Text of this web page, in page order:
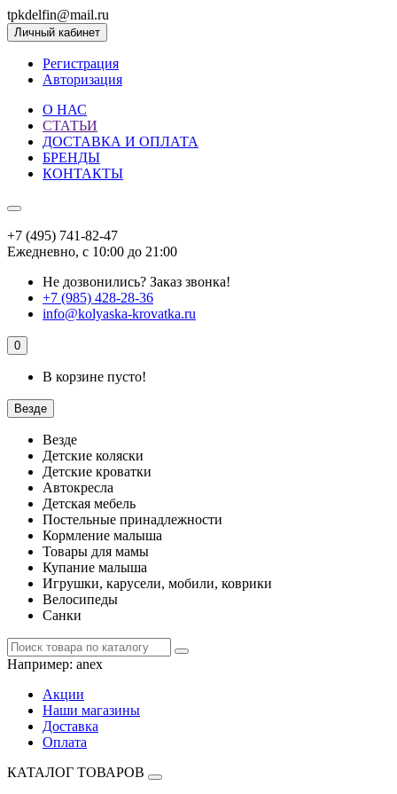
tpkdelfin@mail.ru
Личный кабинет
Регистрация
Авторизация
О НАС
СТАТЬИ
ДОСТАВКА И ОПЛАТА
БРЕНДЫ
КОНТАКТЫ
+7 (495) 741-82-47
Ежедневно, с 10:00 до 21:00
Не дозвонились? Заказ звонка!
+7 (985) 428-28-36
info@kolyaska-krovatka.ru
0
В корзине пусто!
Везде
Везде
Детские коляски
Детские кроватки
Автокресла
Детская мебель
Постельные принадлежности
Кормление малыша
Товары для мамы
Купание малыша
Игрушки, карусели, мобили, коврики
Велосипеды
Санки
Например: anex
Акции
Наши магазины
Доставка
Оплата
КАТАЛОГ ТОВАРОВ